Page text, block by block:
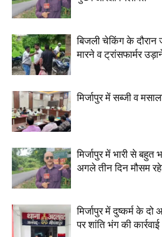
बिजली चेकिंग के
मारने व ट्रांसफार्मर
मिर्जापुर में सब्जी व
मिर्जापुर में भारी से बहुत
अगले तीन दिन मौसम
मिर्जापुर में दुष्कर्म के दो
पर शांति भंग की कार्रवाई